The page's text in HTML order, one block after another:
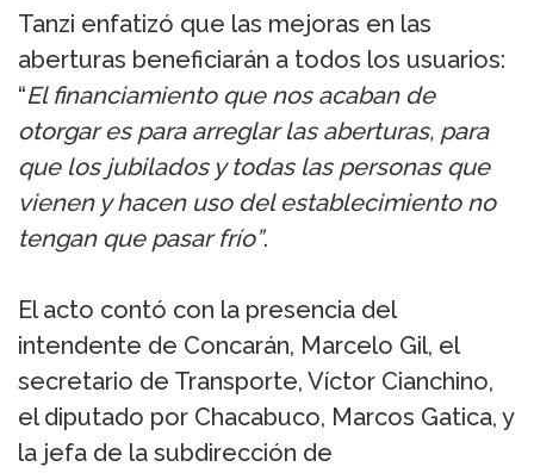
Tanzi enfatizó que las mejoras en las
aberturas beneficiarán a todos los usuarios:
“El financiamiento que nos acaban de
otorgar es para arreglar las aberturas, para
que los jubilados y todas las personas que
vienen y hacen uso del establecimiento no
tengan que pasar frío”.
El acto contó con la presencia del
intendente de Concarán, Marcelo Gil, el
secretario de Transporte, Víctor Cianchino,
el diputado por Chacabuco, Marcos Gatica, y
la jefa de la subdirección de